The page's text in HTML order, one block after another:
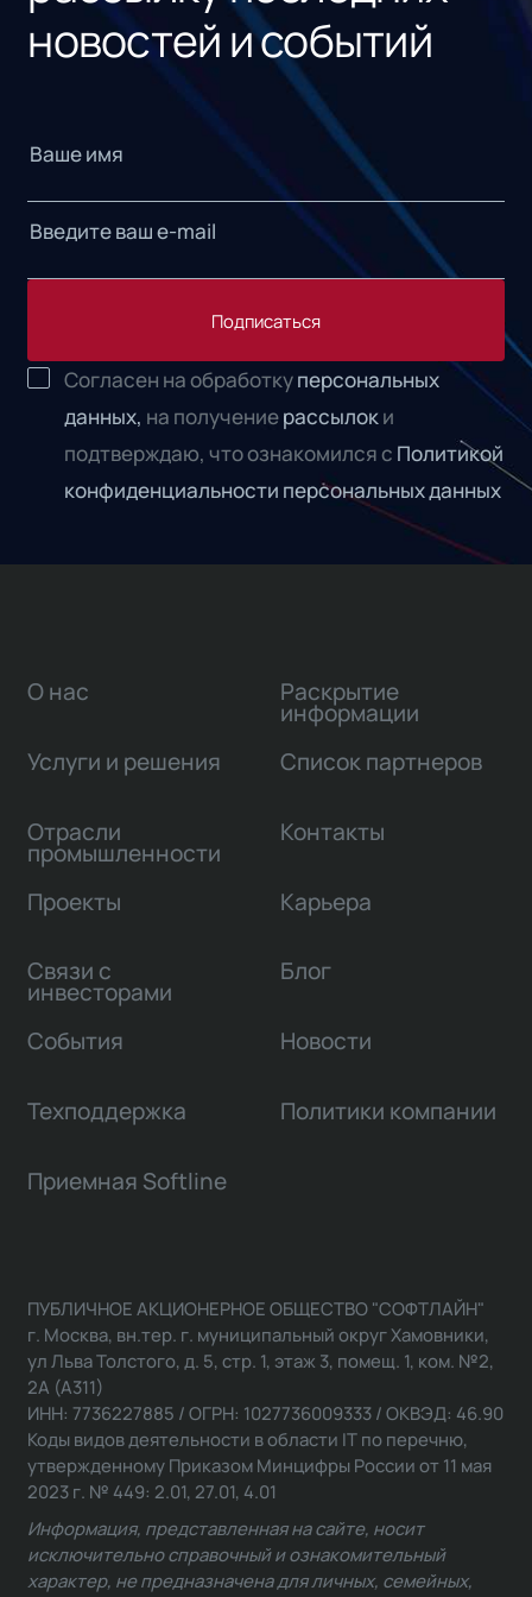
новостей и событий
Подписаться
Согласен на обработкуперсональных
данных, на получениерассылоки
подтверждаю, что ознакомился с Политикой
конфиденциальности персональных данных
О нас
Услуги и решения
Отрасли
промышленности
Проекты
Связи с
инвесторами
Раскрытие
информации
Список партнеров
Контакты
Карьера
Блог
События Новости
Техподдержка Политики компании
Приемная Softline
ПУБЛИЧНОЕ АКЦИОНЕРНОЕ ОБЩЕСТВО "СОФТЛАЙН"
г. Москва, вн.тер. г. муниципальный округ Хамовники,
ул Льва Толстого, д. 5, стр. 1, этаж 3, помещ. 1, ком. №2,
2А (А311)
ИНН: 7736227885 / ОГРН: 1027736009333 / ОКВЭД: 46.90
Коды видов деятельности в области IT по перечню,
утвержденному Приказом Минцифры России от 11 мая
2023 г. № 449: 2.01, 27.01, 4.01
Информация, представленная на сайте, носит
исключительно справочный и ознакомительный
характер, не предназначена для личных, семейных,